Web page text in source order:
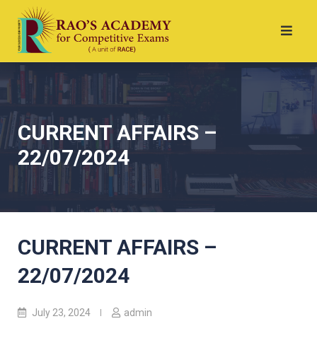
CURRENT AFFAIRS –
22/07/2024
CURRENT AFFAIRS –
22/07/2024
July 23, 2024 admin